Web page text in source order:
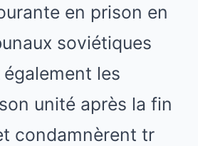
en prison en
soviétiques
les
unité après la fin
condamnèrent tr